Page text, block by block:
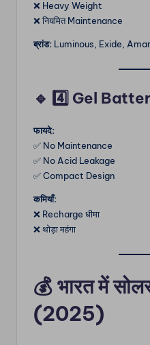
❌ Heavy Weight
❌ नियमित Maintenance
ब्रांड: Luminous, Exide,
🔹 4️⃣ Gel
फायदे:
✅ No Maintenance
✅ No Acid Leakage
✅ Compact Design
कमियाँ:
❌ Recharge धीमा
❌ थोड़ा महंगा
💰भारत में
(2025)